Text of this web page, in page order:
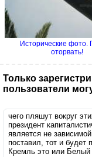
Исторические фото.
оторвать!
Только
пользователи
чего пляшут вокруг
президент
является не
поставил, тот и будет
Кремль это или